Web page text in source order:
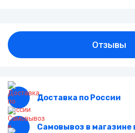
Отзывы
Доставка по России
Самовывоз в магазине